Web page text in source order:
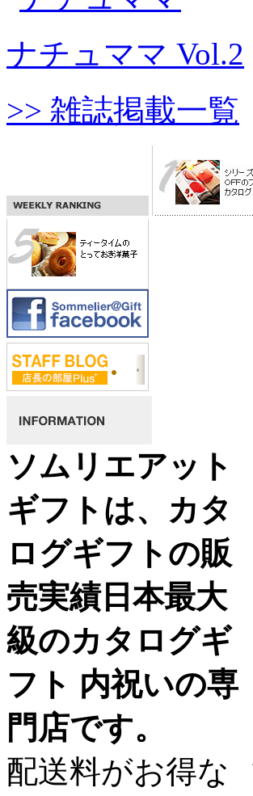
ナチュママ Vol.2
>> 雑誌掲載一覧
ソムリエアット
ギフトは、カタ
ログギフトの販
売実績日本最大
級のカタログギ
フト 内祝いの専
門店です。
配送料がお得な